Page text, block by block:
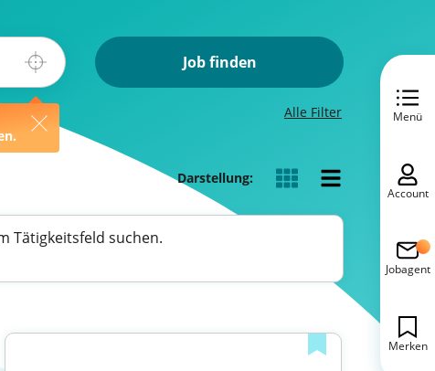
Job finden
Alle Filter
Darstellung:
Tätigkeitsfeld suchen.
Menü
Account
Jobagent
Merken